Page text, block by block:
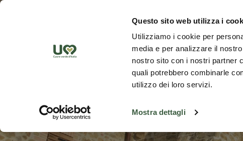
Questo sito web utilizza i
Utilizziamo i cookie per
media e per analizzare il
nostro sito con i nostri partner
quali potrebbero combinarle
utilizzo dei loro servizi.
Mostra dettagli
Scopri il